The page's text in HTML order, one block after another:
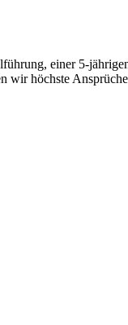
einer 5-
wir höchste